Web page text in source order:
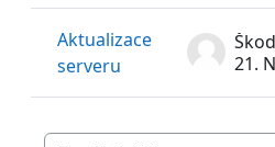
Aktualizace
serveru
21.